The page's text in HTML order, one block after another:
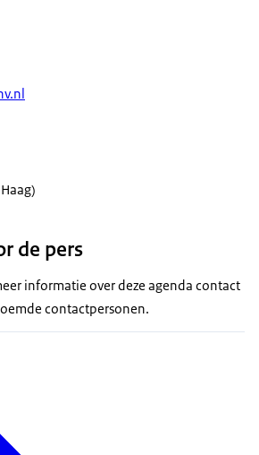
de pers
informatie over deze agenda contact
contactpersonen.